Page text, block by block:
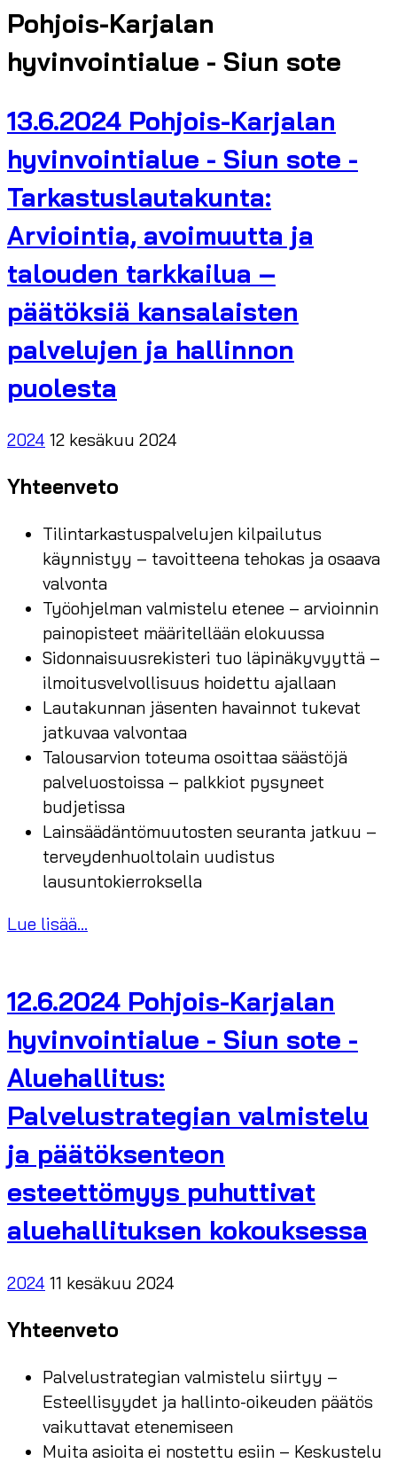
Pohjois-Karjalan
hyvinvointialue - Siun sote
13.6.2024 Pohjois-Karjalan
hyvinvointialue - Siun sote -
Tarkastuslautakunta:
Arviointia, avoimuutta ja
talouden tarkkailua –
päätöksiä kansalaisten
palvelujen ja hallinnon
puolesta
2024 12 kesäkuu 2024
Yhteenveto
Tilintarkastuspalvelujen kilpailutus
käynnistyy – tavoitteena tehokas ja osaava
valvonta
Työohjelman valmistelu etenee – arvioinnin
painopisteet määritellään elokuussa
Sidonnaisuusrekisteri tuo läpinäkyvyyttä –
ilmoitusvelvollisuus hoidettu ajallaan
Lautakunnan jäsenten havainnot tukevat
jatkuvaa valvontaa
Talousarvion toteuma osoittaa säästöjä
palveluostoissa – palkkiot pysyneet
budjetissa
Lainsäädäntömuutosten seuranta jatkuu –
terveydenhuoltolain uudistus
lausuntokierroksella
Lue lisää...
12.6.2024 Pohjois-Karjalan
hyvinvointialue - Siun sote -
Aluehallitus:
Palvelustrategian valmistelu
ja päätöksenteon
esteettömyys puhuttivat
aluehallituksen kokouksessa
2024 11 kesäkuu 2024
Yhteenveto
Palvelustrategian valmistelu siirtyy –
Esteellisyydet ja hallinto-oikeuden päätös
vaikuttavat etenemiseen
Muita asioita ei nostettu esiin – Keskustelu